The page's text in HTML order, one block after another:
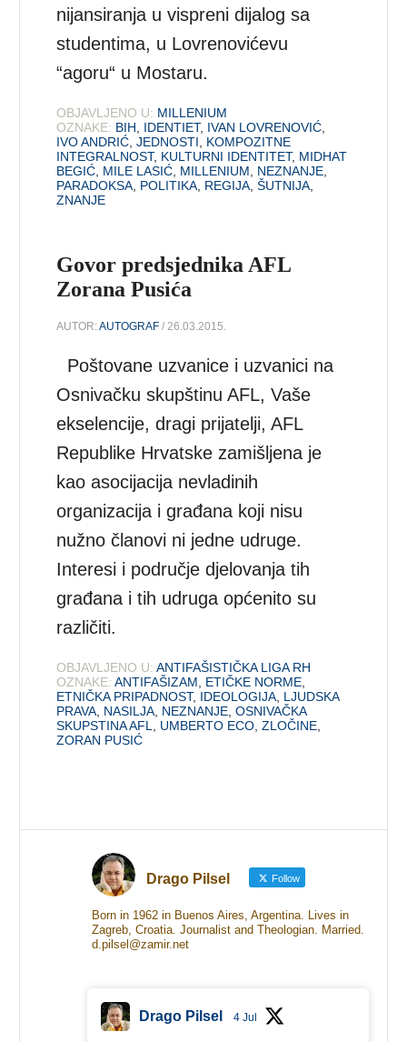
nijansiranja u vispreni dijalog sa
studentima, u Lovrenovićevu
“agoru“ u Mostaru.
OBJAVLJENO U: MILLENIUM
OZNAKE: BIH, IDENTIET, IVAN LOVRENOVIĆ,
IVO ANDRIĆ,JEDNOSTI, KOMPOZITNE
INTEGRALNOST, KULTURNI IDENTITET, MIDHAT
BEGIĆ, MILE LASIĆ, MILLENIUM, NEZNANJE,
PARADOKSA, POLITIKA, REGIJA,ŠUTNIJA,
ZNANJE
Govor predsjednika AFL
Zorana Pusića
AUTOR:AUTOGRAF / 26.03.2015.
Poštovane uzvanice i uzvanici na
Osnivačku skupštinu AFL, Vaše
ekselencije, dragi prijatelji, AFL
Republike Hrvatske zamišljena je
kao asocijacija nevladinih
organizacija i građana koji nisu
nužno članovi ni jedne udruge.
Interesi i područje djelovanja tih
građana i tih udruga općenito su
različiti.
OBJAVLJENO U: ANTIFAŠISTIČKA LIGA RH
OZNAKE: ANTIFAŠIZAM, ETIČKE NORME,
ETNIČKA PRIPADNOST, IDEOLOGIJA, LJUDSKA
PRAVA, NASILJA, NEZNANJE,OSNIVAČKA
SKUPSTINA AFL, UMBERTO ECO,ZLOČINE,
ZORAN PUSIĆ
Drago Pilsel Follow
Born in 1962 in Buenos Aires, Argentina. Lives in
Zagreb, Croatia. Journalist and Theologian. Married.
d.pilsel@zamir.net
Drago Pilsel 4 Jul